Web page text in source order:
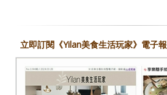
立即訂閱《Yilan美食生活玩家》電子報